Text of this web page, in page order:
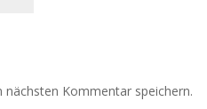
Kommentar speichern.